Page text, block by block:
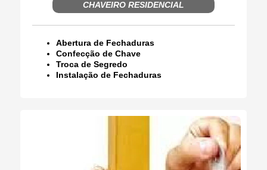
CHAVEIRO RESIDENCIAL
Abertura de Fechaduras
Confecção de Chave
Troca de Segredo
Instalação de Fechaduras